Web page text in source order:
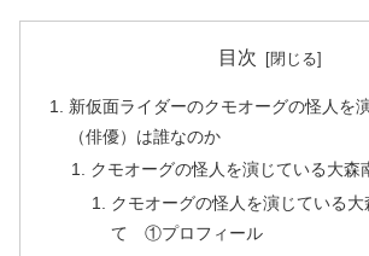
目次
新仮面ライダーのクモオーグの怪人を
（俳優）は誰なのか
クモオーグの怪人を演じている大森
クモオーグの怪人を演じている
て ①プロフィール